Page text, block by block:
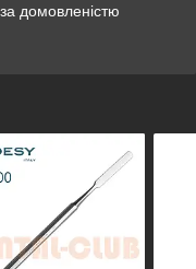
домовленістю